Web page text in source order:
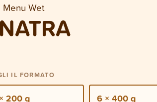
Menu Wet
IL FORMATO
200 g 6 × 400 g